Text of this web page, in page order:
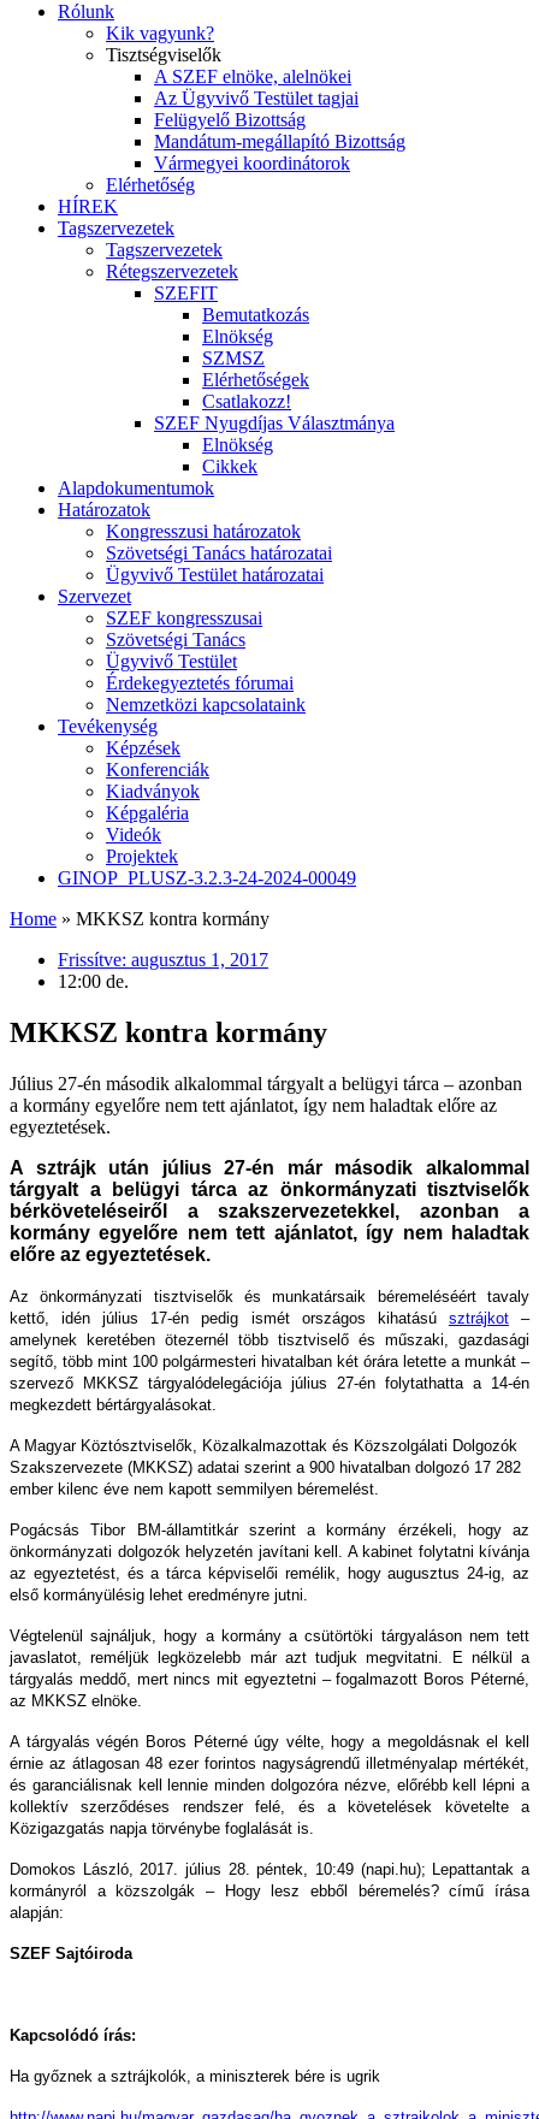
Rólunk
Kik vagyunk?
Tisztségviselők
A SZEF elnöke, alelnökei
Az Ügyvivő Testület tagjai
Felügyelő Bizottság
Mandátum-megállapító Bizottság
Vármegyei koordinátorok
Elérhetőség
HÍREK
Tagszervezetek
Tagszervezetek
Rétegszervezetek
SZEFIT
Bemutatkozás
Elnökség
SZMSZ
Elérhetőségek
Csatlakozz!
SZEF Nyugdíjas Választmánya
Elnökség
Cikkek
Alapdokumentumok
Határozatok
Kongresszusi határozatok
Szövetségi Tanács határozatai
Ügyvivő Testület határozatai
Szervezet
SZEF kongresszusai
Szövetségi Tanács
Ügyvivő Testület
Érdekegyeztetés fórumai
Nemzetközi kapcsolataink
Tevékenység
Képzések
Konferenciák
Kiadványok
Képgaléria
Videók
Projektek
GINOP_PLUSZ-3.2.3-24-2024-00049
Home » MKKSZ kontra kormány
Frissítve: augusztus 1, 2017
12:00 de.
MKKSZ kontra kormány
Július 27-én második alkalommal tárgyalt a belügyi tárca – azonban
a kormány egyelőre nem tett ajánlatot, így nem haladtak előre az
egyeztetések.
A sztrájk után július 27-én már második alkalommal
tárgyalt a belügyi tárca az önkormányzati tisztviselők
bérköveteléseiről a szakszervezetekkel, azonban a
kormány egyelőre nem tett ajánlatot, így nem haladtak
előre az egyeztetések.
Az önkormányzati tisztviselők és munkatársaik béremeléséért tavaly
kettő, idén július 17-én pedig ismét országos kihatású sztrájkot–
amelynek keretében ötezernél több tisztviselő és műszaki, gazdasági
segítő, több mint 100 polgármesteri hivatalban két órára letette a munkát –
szervező MKKSZ tárgyalódelegációja július 27-én folytathatta a 14-én
megkezdett bértárgyalásokat.
A Magyar Köztósztviselők, Közalkalmazottak és Közszolgálati Dolgozók
Szakszervezete (MKKSZ) adatai szerint a 900 hivatalban dolgozó 17 282
ember kilenc éve nem kapott semmilyen béremelést.
Pogácsás Tibor BM-államtitkár szerint a kormány érzékeli, hogy az
önkormányzati dolgozók helyzetén javítani kell. A kabinet folytatni kívánja
az egyeztetést, és a tárca képviselői remélik, hogy augusztus 24-ig, az
első kormányülésig lehet eredményre jutni.
Végtelenül sajnáljuk, hogy a kormány a csütörtöki tárgyaláson nem tett
javaslatot, reméljük legközelebb már azt tudjuk megvitatni. E nélkül a
tárgyalás meddő, mert nincs mit egyeztetni – fogalmazott Boros Péterné,
az MKKSZ elnöke.
A tárgyalás végén Boros Péterné úgy vélte, hogy a megoldásnak el kell
érnie az átlagosan 48 ezer forintos nagyságrendű illetményalap mértékét,
és garanciálisnak kell lennie minden dolgozóra nézve, előrébb kell lépni a
kollektív szerződéses rendszer felé, és a követelések követelte a
Közigazgatás napja törvénybe foglalását is.
Domokos László, 2017. július 28. péntek, 10:49 (napi.hu); Lepattantak a
kormányról a közszolgák – Hogy lesz ebből béremelés? című írása
alapján:
SZEF Sajtóiroda
Kapcsolódó írás:
Ha győznek a sztrájkolók, a miniszterek bére is ugrik